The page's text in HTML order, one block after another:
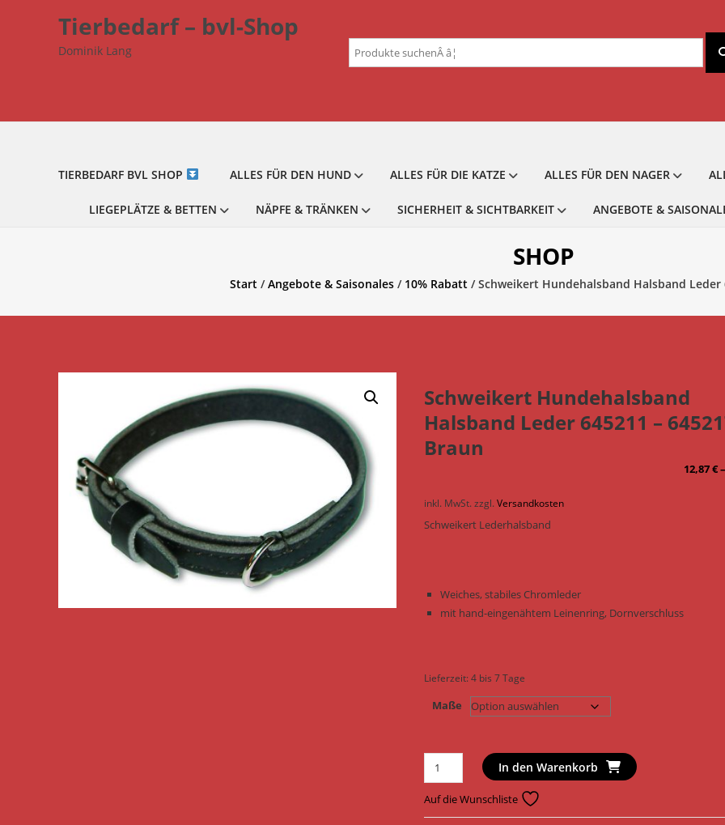
Tierbedarf – bvl-Shop
Dominik Lang
Suchen
nach:
TIERBEDARF BVL SHOP ALLES FÜR DEN HUND ALLES FÜR DIE KATZE ALLES FÜR DEN NAGER
LIEGEPLÄTZE & BETTEN NÄPFE & TRÄNKEN SICHERHEIT & SICHTBARKEIT ANGEBOTE &
SHOP
Start /Angebote & Saisonales / 10% Rabatt / Schweikert Hundehalsband Halsband Leder
Schweikert Hundehalsband
Halsband Leder 645211 –
Braun
12,87€–
inkl. MwSt. zzgl.Versandkosten
Schweikert Lederhalsband
Weiches, stabiles Chromleder
mit hand-eingenähtem Leinenring, Dornverschluss
Lieferzeit:4 bis 7 Tage
Maße
Schweikert
Hundehalsband
Halsband
Leder
In den Warenkorb
Auf die Wunschliste